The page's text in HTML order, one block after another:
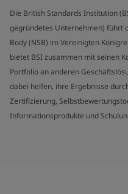
Die British Standards Institution
gegründetes Unternehmen) führt
Body (NSB) im Vereinigten
bietet BSI zusammen mit seinen
Portfolio an anderen
dabei helfen, ihre Ergebnisse
Zertifizierung,
Informationsprodukte und